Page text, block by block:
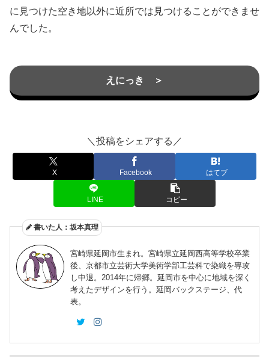
に見つけた空き地以外に近所では見つけることができませ
んでした。
えにっき ＞
＼投稿をシェアする／
X Facebook はてブ
LINE コピー
書いた人：坂本真理
宮崎県延岡市生まれ。宮崎県立延岡西高等学校卒業
後、京都市立芸術大学美術学部工芸科で染織を専攻
し中退。2014年に帰郷。延岡市を中心に地域を深く
考えたデザインを行う。延岡バックステージ、代
表。